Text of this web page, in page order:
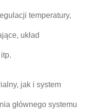
temperatury,
układ
jak i system
głównego systemu